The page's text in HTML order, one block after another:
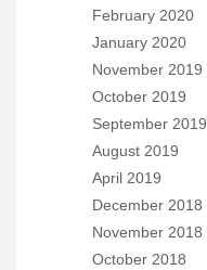
February 2020
January 2020
November 2019
October 2019
September 2019
August 2019
April 2019
December 2018
November 2018
October 2018